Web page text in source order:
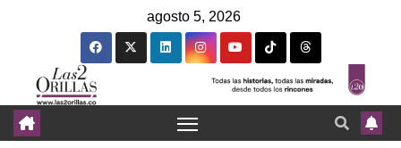
agosto 5, 2026